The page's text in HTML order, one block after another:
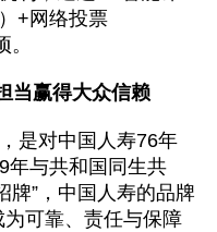
+网络投票
当赢得大众信赖
是对中国人寿76年
年与共和国同生共
牌”，中国人寿的品牌
可靠、责任与保障